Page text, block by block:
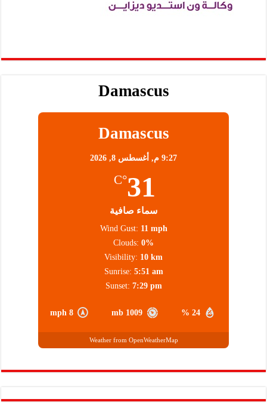
Damascus
Damascus
9:27 م, أغسطس 8, 2026
31
°C
سماء صافية
24 %
1009 mb
8 mph
Wind Gust: 11 mph
Clouds: 0%
Visibility: 10 km
Sunrise: 5:51 am
Sunset: 7:29 pm
Weather from OpenWeatherMap